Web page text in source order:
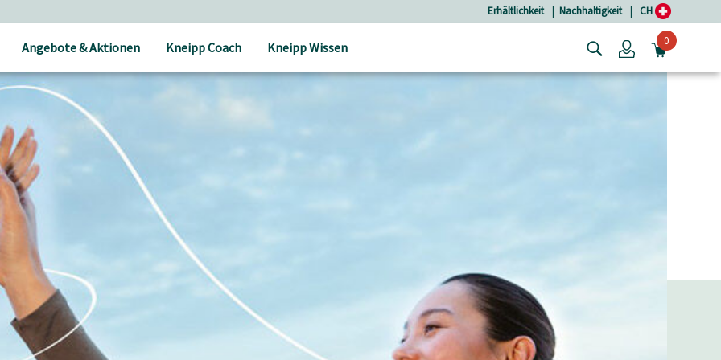
Erhältlichkeit | Nachhaltigkeit | CH
Angebote & Aktionen Kneipp Coach Kneipp Wissen Login0